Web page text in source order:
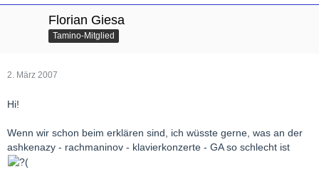
Florian Giesa
Tamino-Mitglied
2. März 2007
Hi!
Wenn wir schon beim erklären sind, ich wüsste gerne, was an der
ashkenazy - rachmaninov - klavierkonzerte - GA so schlecht ist